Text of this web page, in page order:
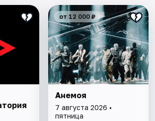
от 12 000 ₽
Анемоя
7 августа 2026 •
пятница